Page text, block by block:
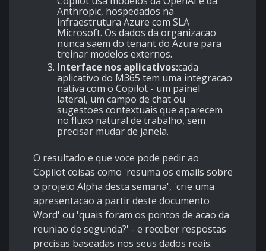
Anthropic, hospedados na
infraestrutura Azure com SLA
Microsoft. Os dados da organizacao
nunca saem do tenant do Azure para
treinar modelos externos.
Interface nos aplicativos:cada
aplicativo do M365 tem uma integracao
nativa com o Copilot - um painel
lateral, um campo de chat ou
sugestoes contextuais que aparecem
no fluxo natural de trabalho, sem
precisar mudar de janela.
O resultado e que voce pode pedir ao
Copilot coisas como 'resuma os emails sobre
o projeto Alpha desta semana', 'crie uma
apresentacao a partir deste documento
Word' ou 'quais foram os pontos de acao da
reuniao de segunda?' - e receber respostas
precisas baseadas nos seus dados reais.